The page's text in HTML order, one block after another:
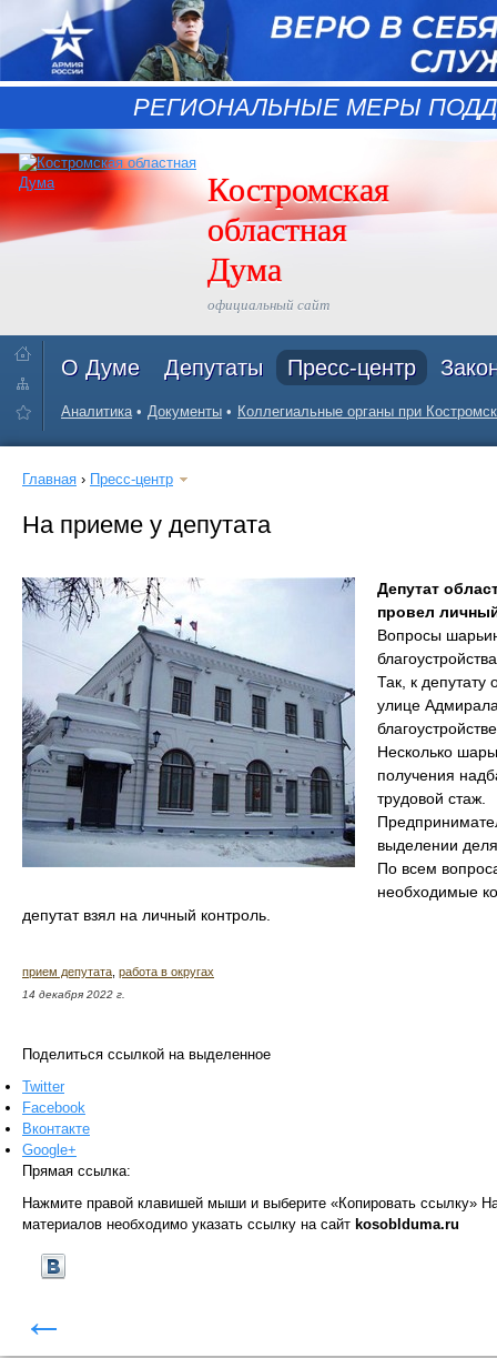
РЕГИОНАЛЬНЫЕ МЕРЫ
Костромская
областная
Дума
официальный сайт
О Думе Депутаты Пресс-центр
Аналитика Документы Коллегиальные органы при
Главная › Пресс-центр
На приеме у депутата
Депутат
провел
Вопросы
Так, к
улице
Несколько
получения
трудовой стаж.
выделении
По всем
необходимые
депутат взял на личный контроль.
прием депутата работа в округах
14 декабря 2022 г.
Поделиться ссылкой на выделенное
Twitter
Facebook
Вконтакте
Google+
Прямая ссылка:
Нажмите правой клавишей мыши и выберите «Копировать ссылку»
материалов необходимо указать ссылку на сайт kosoblduma.ru
←